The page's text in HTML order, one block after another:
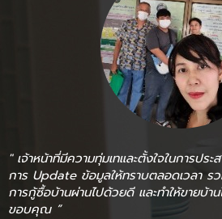
" เจ้าหน้าที่มีความทุ่มเทและตั้งใจในการปร
การ Update ข้อมูลให้ทราบตลอดเวลา รว
การกู้ซื้อบ้านผ่านไปด้วยดี และทำให้ขายบ้
ขอบคุณ ”